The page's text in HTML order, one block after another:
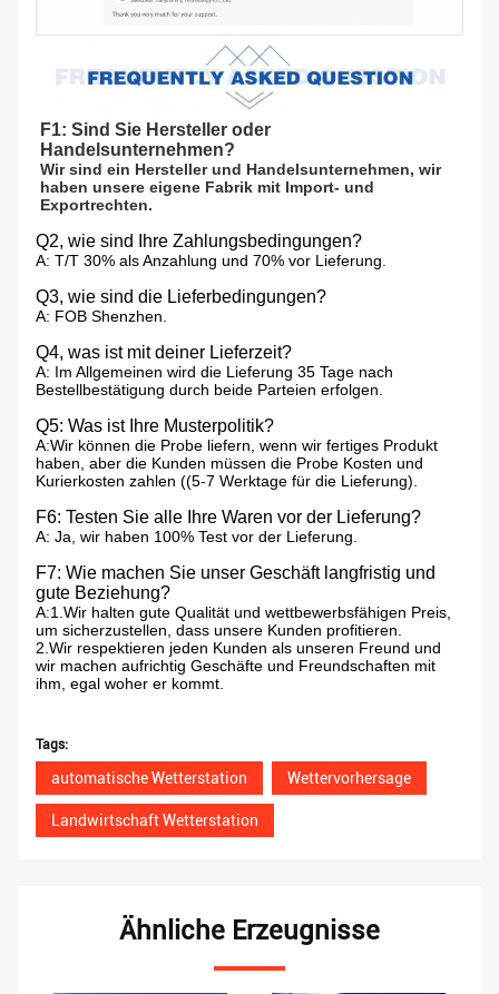
F1: Sind Sie Hersteller oder
Handelsunternehmen?
Wir sind ein Hersteller und Handelsunternehmen, wir
haben unsere eigene Fabrik mit Import- und
Exportrechten.
Q2, wie sind Ihre Zahlungsbedingungen?
A: T/T 30% als Anzahlung und 70% vor Lieferung.
Q3, wie sind die Lieferbedingungen?
A: FOB Shenzhen.
Q4, was ist mit deiner Lieferzeit?
A: Im Allgemeinen wird die Lieferung 35 Tage nach
Bestellbestätigung durch beide Parteien erfolgen.
Q5: Was ist Ihre Musterpolitik?
A:Wir können die Probe liefern, wenn wir fertiges Produkt
haben, aber die Kunden müssen die Probe Kosten und
Kurierkosten zahlen ((5-7 Werktage für die Lieferung).
F6: Testen Sie alle Ihre Waren vor der Lieferung?
A: Ja, wir haben 100% Test vor der Lieferung.
F7: Wie machen Sie unser Geschäft langfristig und
gute Beziehung?
A:1.Wir halten gute Qualität und wettbewerbsfähigen Preis,
um sicherzustellen, dass unsere Kunden profitieren.
2.Wir respektieren jeden Kunden als unseren Freund und
wir machen aufrichtig Geschäfte und Freundschaften mit
ihm, egal woher er kommt.
Tags:
automatische Wetterstation Wettervorhersage
Landwirtschaft Wetterstation
Ähnliche Erzeugnisse